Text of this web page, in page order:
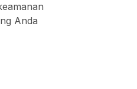
Anda